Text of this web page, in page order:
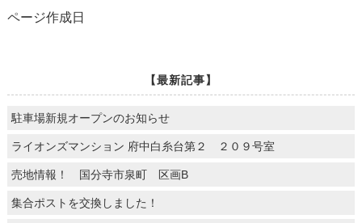
ページ作成日
【最新記事】
駐車場新規オープンのお知らせ
ライオンズマンション 府中白糸台第２ ２０９号室
売地情報！ 国分寺市泉町 区画B
集合ポストを交換しました！